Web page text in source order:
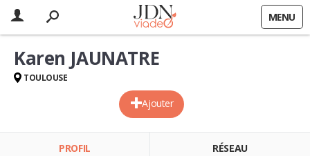
MENU
Ajouter
Karen JAUNATRE
TOULOUSE
PROFIL RÉSEAU